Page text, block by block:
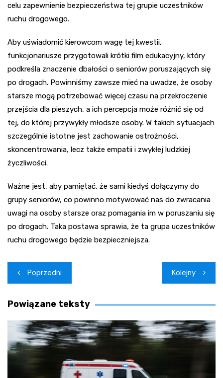
celu zapewnienie bezpieczeństwa tej grupie uczestników
ruchu drogowego.
Aby uświadomić kierowcom wagę tej kwestii,
funkcjonariusze przygotowali krótki film edukacyjny, który
podkreśla znaczenie dbałości o seniorów poruszających się
po drogach. Powinniśmy zawsze mieć na uwadze, że osoby
starsze mogą potrzebować więcej czasu na przekroczenie
przejścia dla pieszych, a ich percepcja może różnić się od
tej, do której przywykły młodsze osoby. W takich sytuacjach
szczególnie istotne jest zachowanie ostrożności,
skoncentrowania, lecz także empatii i zwykłej ludzkiej
życzliwości.
Ważne jest, aby pamiętać, że sami kiedyś dołączymy do
grupy seniorów, co powinno motywować nas do zwracania
uwagi na osoby starsze oraz pomagania im w poruszaniu się
po drogach. Taka postawa sprawia, że ta grupa uczestników
ruchu drogowego będzie bezpieczniejsza.
Nawigacja
wpisu
Poprzedni Kolejny
Powiązane teksty